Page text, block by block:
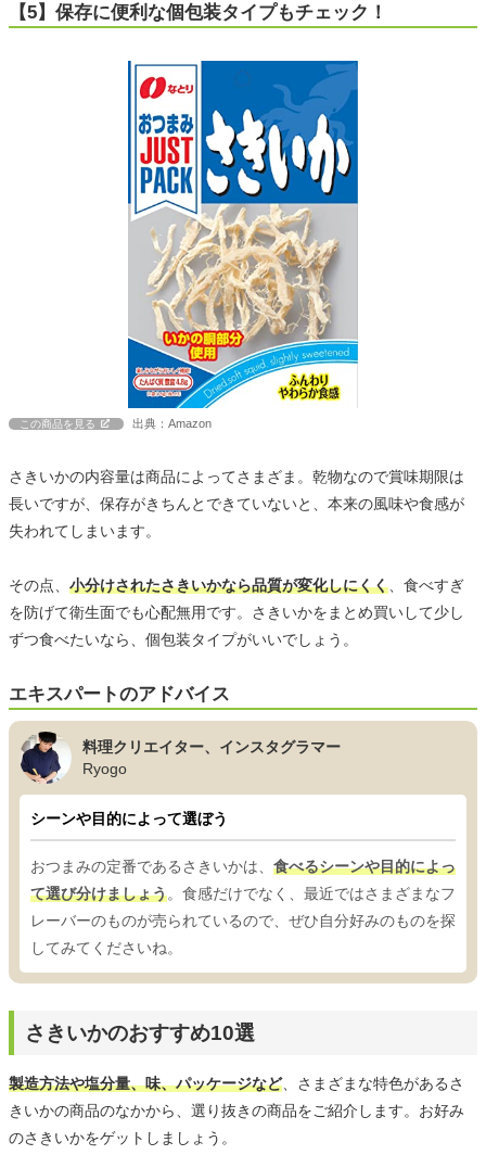
【5】保存に便利な個包装タイプもチェック！
この商品を見る 出典：Amazon
さきいかの内容量は商品によってさまざま。乾物なので賞味期限は
長いですが、保存がきちんとできていないと、本来の風味や食感が
失われてしまいます。
その点、 小分けされたさきいかなら品質が変化しにくく、食べすぎ
を防げて衛生面でも心配無用です。さきいかをまとめ買いして少し
ずつ食べたいなら、個包装タイプがいいでしょう。
エキスパートのアドバイス
料理クリエイター、インスタグラマー
Ryogo
シーンや目的によって選ぼう
おつまみの定番であるさきいかは、 食べるシーンや目的によっ
て選び分けましょう。食感だけでなく、最近ではさまざまなフ
レーバーのものが売られているので、ぜひ自分好みのものを探
してみてくださいね。
さきいかのおすすめ10選
製造方法や塩分量、味、パッケージなど、さまざまな特色があるさ
きいかの商品のなかから、選り抜きの商品をご紹介します。お好み
のさきいかをゲットしましょう。